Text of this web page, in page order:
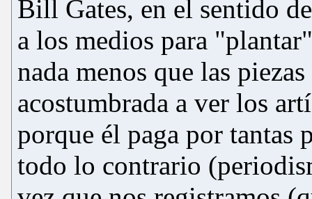
Bill Gates, en el sentido
a los medios para
nada menos que las
acostumbrada a ver los
porque él paga por tantas
todo lo contrario